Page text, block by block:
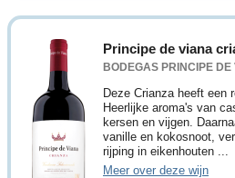
Principe de viana
BODEGAS PRINCIPE
Deze Crianza heeft een
Heerlijke aroma's van
kersen en vijgen.
vanille en kokosnoot,
rijping in eikenhouten ...
Meer over deze wijn